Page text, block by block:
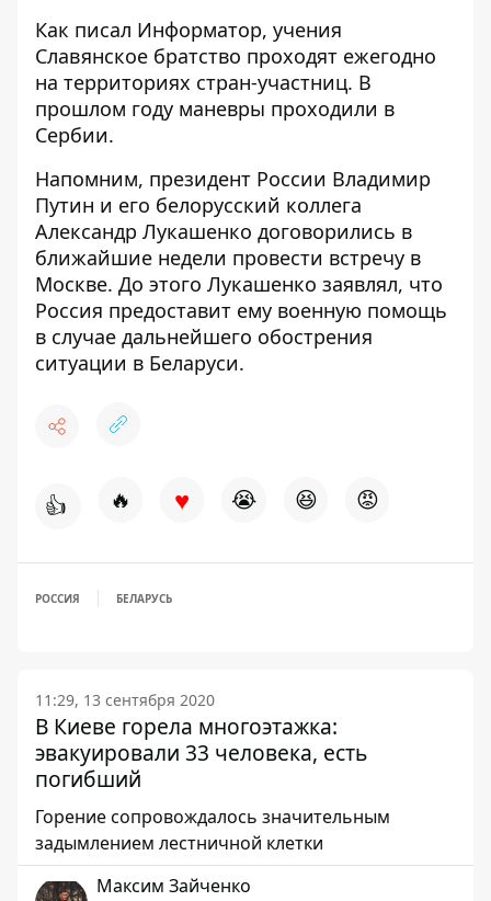
Как писал Информатор, учения
Славянское братство проходят ежегодно
на территориях стран-участниц. В
прошлом году маневры проходили в
Сербии.
Напомним, президент России Владимир
Путин и его белорусский коллега
Александр Лукашенко договорились в
ближайшие недели провести встречу в
Москве. До этого Лукашенко заявлял, что
Россия предоставит ему военную помощь
в случае дальнейшего обострения
ситуации в Беларуси.
👍 🔥 ♥ 😭 😆 😡
РОССИЯ БЕЛАРУСЬ
11:29, 13 сентября 2020
В Киеве горела многоэтажка:
эвакуировали 33 человека, есть
погибший
Горение сопровождалось значительным
задымлением лестничной клетки
Максим Зайченко